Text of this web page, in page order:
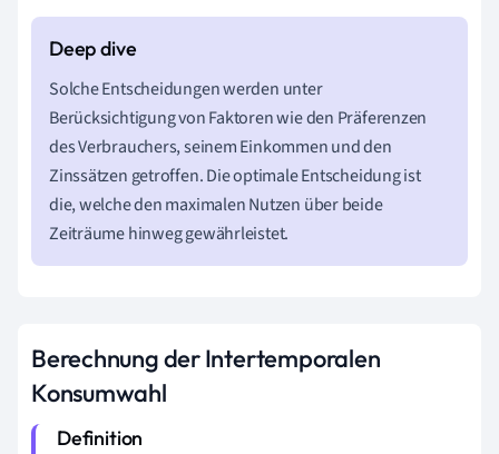
Solche Entscheidungen werden unter
Berücksichtigung von Faktoren wie den Präferenzen
des Verbrauchers, seinem Einkommen und den
Zinssätzen getroffen. Die optimale Entscheidung ist
die, welche den maximalen Nutzen über beide
Zeiträume hinweg gewährleistet.
Berechnung der Intertemporalen
Konsumwahl